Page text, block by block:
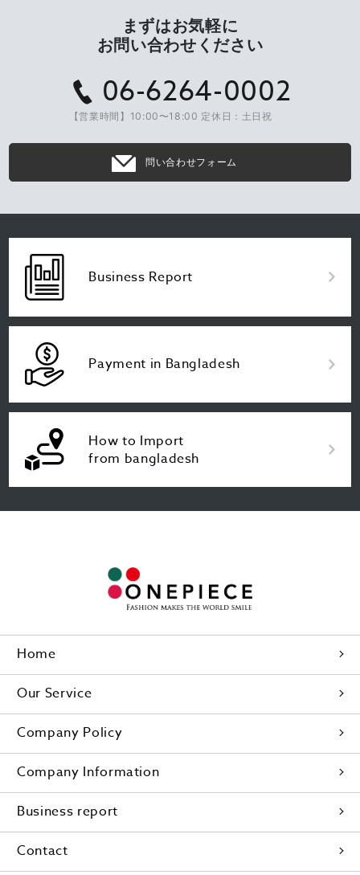
まずはお気軽に
お問い合わせください
06-6264-0002
【営業時間】10:00〜18:00 定休日：土日祝
問い合わせフォーム
Business Report
Payment in Bangladesh
How to Import
from bangladesh
Home
Our Service
Company Policy
Company Information
Business report
Contact